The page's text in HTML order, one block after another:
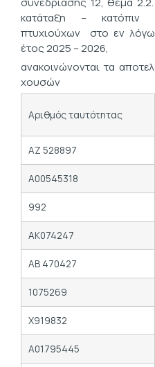
κατάταξη – κατόπιν
πτυχιούχων στο εν
έτος 2025 – 2026,
ανακοινώνονται τα
χουσών
Αριθμός ταυτότητας
ΑΖ 528897
Α00545318
992
ΑΚ074247
ΑΒ 470427
1075269
Χ919832
Α01795445